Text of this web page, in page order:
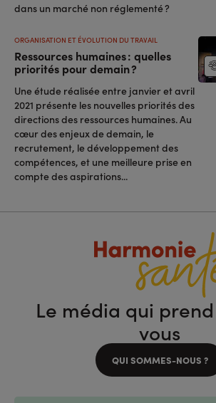
dans un marché non réglementé ?
Ressources humaines : quelles
priorités pour demain ?
ORGANISATION ET ÉVOLUTION DU TRAVAIL
Une étude réalisée entre janvier et avril
2021 présente les nouvelles priorités des
directions des ressources humaines. Au
cœur des enjeux de demain, le
recrutement, le développement des
compétences, et une meilleure prise en
compte des aspirations...
Le média qui
vous
QUI SOMMES-NOUS ?